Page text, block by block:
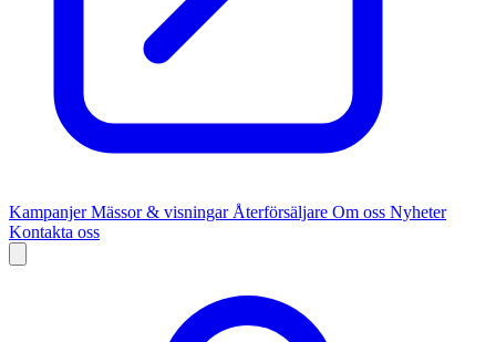
KampanjerMässor & visningar Återförsäljare Om oss Nyheter
Kontakta oss